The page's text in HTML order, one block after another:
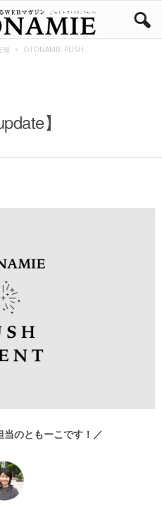
知
OTONAMIE PUSH
】
のともーこです！／